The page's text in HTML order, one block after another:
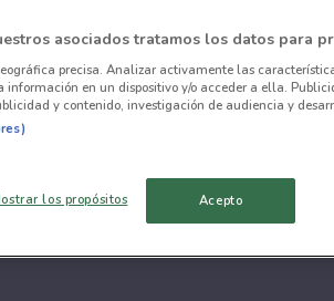
asociados tratamos los datos para
precisa. Analizar activamente las
en un dispositivo y/o acceder a ella.
y contenido, investigación de audiencia y
los propósitos Acepto